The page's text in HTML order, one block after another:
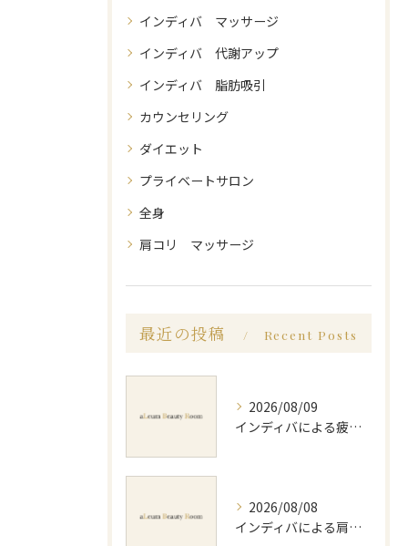
インディバ マッサージ
インディバ 代謝アップ
インディバ 脂肪吸引
カウンセリング
ダイエット
プライベートサロン
全身
肩コリ マッサージ
最近の投稿 Recent Posts
2026/08/09
インディバによる疲労回復方法と効果的な実感や持続のポイントを徹底解説
2026/08/08
インディバによる肩コリ施術の効果と回数の目安を徹底解説